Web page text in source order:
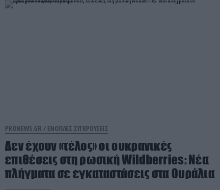
PRONEWS.GR / ΕΝΟΠΛΕΣ ΣΥΓΚΡΟΥΣΕΙΣ
Δεν έχουν «τέλος» οι ουκρανικές
επιθέσεις στη ρωσική Wildberries: Νέα
πλήγματα σε εγκαταστάσεις στα Ουράλια